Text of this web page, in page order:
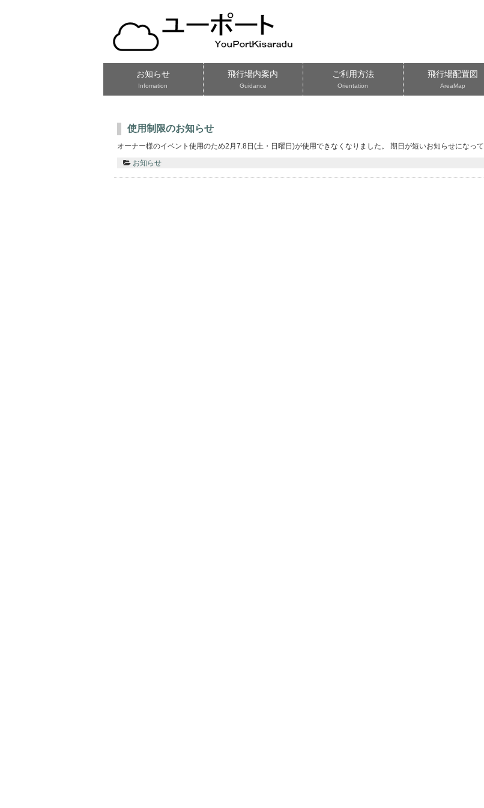
お知らせ
Infomation
飛行場内案内
Guidance
ご利用方法
Orientation
飛行場配置図
AreaMap
使用制限のお知らせ
オーナー様のイベント使用のため2月7.8日(土・日曜日)が使用できなくなりました。 期日が短いお知らせになって
お知らせ